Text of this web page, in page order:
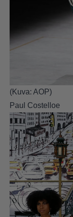
(Kuva: AOP)
Paul Costelloe